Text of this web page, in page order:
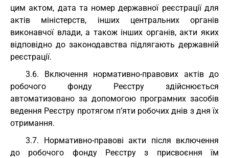
цим актом, дата та номер державної реєстрації для
актів міністерств, інших центральних органів
виконавчої влади, а також інших органів, акти яких
відповідно до законодавства підлягають державній
реєстрації.
3.6. Включення нормативно-правових актів до
робочого фонду Реєстру здійснюється
автоматизовано за допомогою програмних засобів
ведення Реєстру протягом п’яти робочих днів з дня їх
отримання.
3.7. Нормативно-правові акти після включення
до робочого фонду Реєстру з присвоєння їм